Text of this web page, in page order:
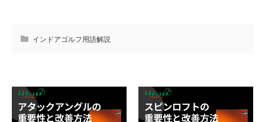
インドアゴルフ用語解説